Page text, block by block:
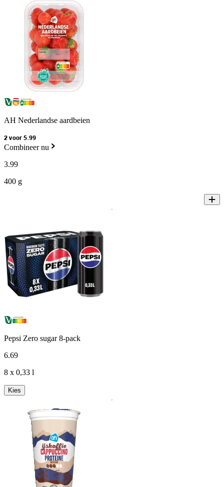
AH Nederlandse aardbeien
2 voor 5.99
Combineer nu
3.99
400 g
Pepsi Zero sugar 8-pack
6.69
8 x 0,33 l
Kies